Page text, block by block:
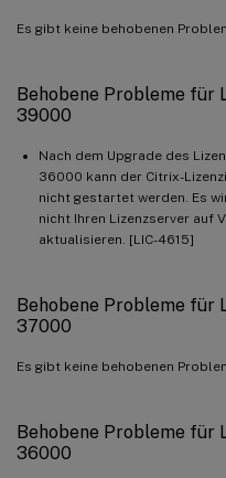
Es gibt keine behobenen
Behobene Probleme für
39000
Nach dem Upgrade des
36000 kann der Citrix-
nicht gestartet werden. Es
nicht Ihren Lizenzserver auf
aktualisieren. [LIC-4615]
Behobene Probleme für
37000
Es gibt keine behobenen
Behobene Probleme für
36000